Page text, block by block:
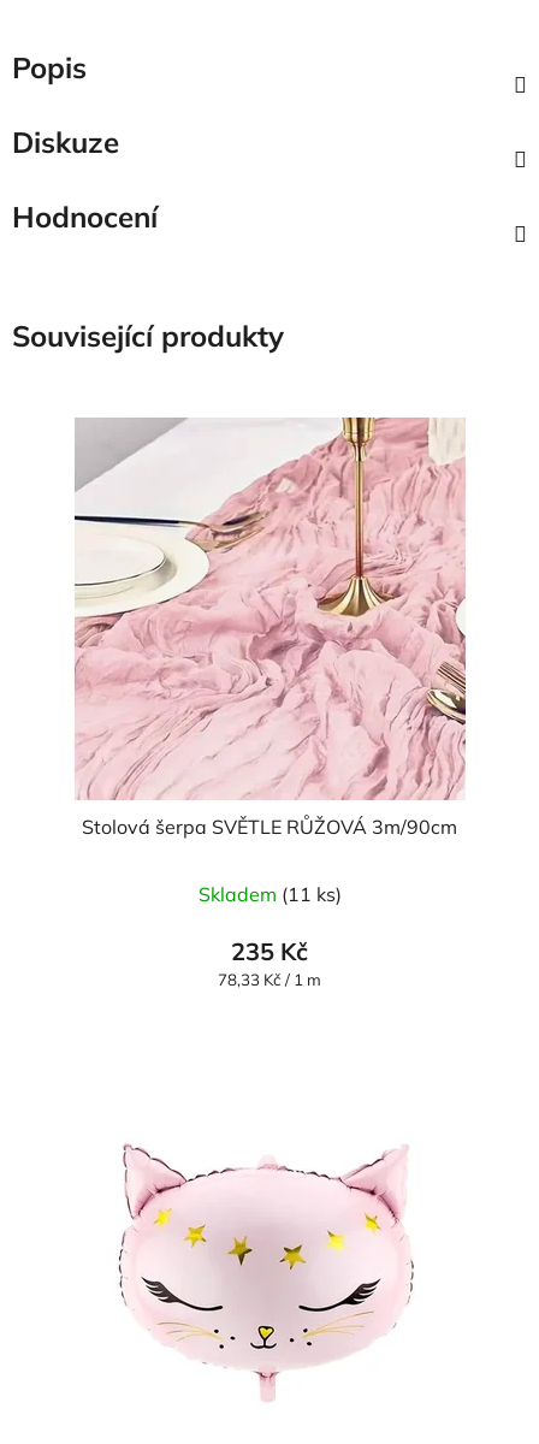
Popis
Diskuze
Hodnocení
Související produkty
Stolová šerpa SVĚTLE RŮŽOVÁ 3m/90cm
Skladem (11 ks)
235 Kč
Měrná
78,33 Kč / 1 m